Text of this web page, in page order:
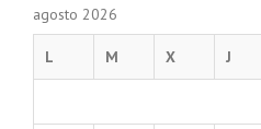
agosto 2026
L M X J